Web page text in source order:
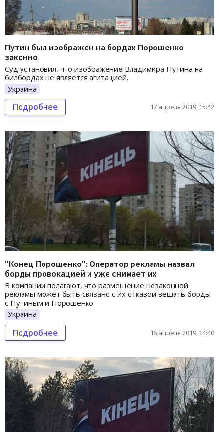
Путин был изображен на бордах Порошенко
законно
Суд установил, что изображение Владимира Путина на
билбордах не является агитацией.
Украина
Подробнее 17 апреля 2019, 15:42
"Конец Порошенко": Оператор рекламы назвал
борды провокацией и уже снимает их
В компании полагают, что размещение незаконной
рекламы может быть связано с их отказом вешать борды
с Путиным и Порошенко
Украина
Подробнее 16 апреля 2019, 14:40